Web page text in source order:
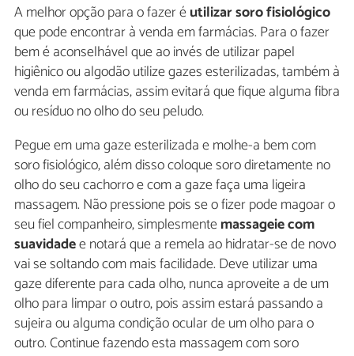
A melhor opção para o fazer éutilizar soro fisiológico
que pode encontrar à venda em farmácias. Para o fazer
bem é aconselhável que ao invés de utilizar papel
higiênico ou algodão utilize gazes esterilizadas, também à
venda em farmácias, assim evitará que fique alguma fibra
ou resíduo no olho do seu peludo.
Pegue em uma gaze esterilizada e molhe-a bem com
soro fisiológico, além disso coloque soro diretamente no
olho do seu cachorro e com a gaze faça uma ligeira
massagem. Não pressione pois se o fizer pode magoar o
seu fiel companheiro, simplesmentemassageie com
suavidadee notará que a remela ao hidratar-se de novo
vai se soltando com mais facilidade. Deve utilizar uma
gaze diferente para cada olho, nunca aproveite a de um
olho para limpar o outro, pois assim estará passando a
sujeira ou alguma condição ocular de um olho para o
outro. Continue fazendo esta massagem com soro